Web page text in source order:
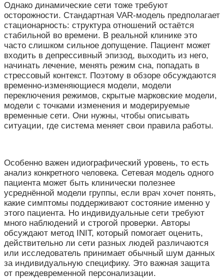
Однако динамические сети тоже требуют
осторожности. Стандартная VAR-модель предполагает
стационарность: структура отношений остаётся
стабильной во времени. В реальной клинике это
часто слишком сильное допущение. Пациент может
входить в депрессивный эпизод, выходить из него,
начинать лечение, менять режим сна, попадать в
стрессовый контекст. Поэтому в обзоре обсуждаются
временно-изменяющиеся модели, модели
переключения режимов, скрытые марковские модели,
модели с точками изменения и модерируемые
временные сети. Они нужны, чтобы описывать
ситуации, где система меняет свои правила работы.
Особенно важен идиографический уровень, то есть
анализ конкретного человека. Сетевая модель одного
пациента может быть клинически полезнее
усреднённой модели группы, если врач хочет понять,
какие симптомы поддерживают состояние именно у
этого пациента. Но индивидуальные сети требуют
много наблюдений и строгой проверки. Авторы
обсуждают метод INIT, который помогает оценить,
действительно ли сети разных людей различаются
или исследователь принимает обычный шум данных
за индивидуальную специфику. Это важная защита
от преждевременной персонализации.